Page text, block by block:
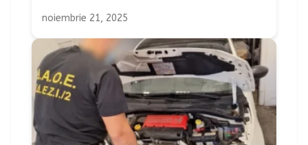
noiembrie 21, 2025